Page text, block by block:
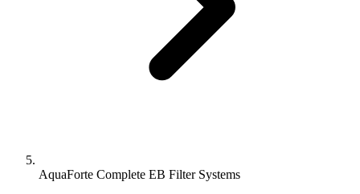
AquaForte Complete EB Filter Systems